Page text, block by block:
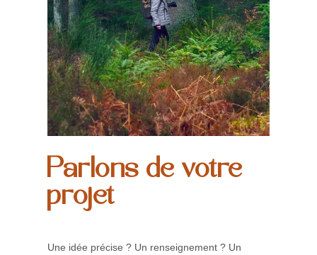
Parlons de votre
projet
Une idée précise ? Un renseignement ? Un